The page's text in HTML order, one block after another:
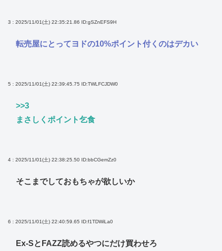
3 : 2025/11/01(土) 22:35:21.86 ID:gSZnEFS9H
転売屋にとってヨドの10%ポイント付くのはデカい
5 : 2025/11/01(土) 22:39:45.75 ID:TWLFCJDW0
>>3
まさしくポイント乞食
4 : 2025/11/01(土) 22:38:25.50 ID:bbCGemZz0
そこまでしておもちゃが欲しいか
6 : 2025/11/01(土) 22:40:59.65 ID:f1TDWiLa0
Ex-SとFAZZ読めるやつにだけ買わせろ